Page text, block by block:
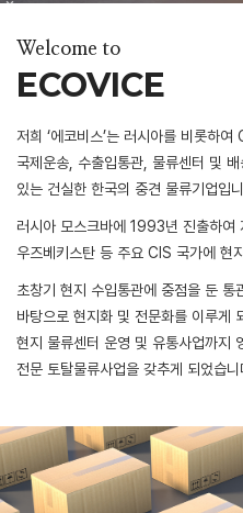
Welcome to
ECOVICE
저희 ‘에코비스’는 러시아를 비롯하
국제운송, 수출입통관, 물류센터 및
있는 건실한 한국의 중견 물류기업입
러시아 모스크바에 1993년 진출하여
우즈베키스탄 등 주요 CIS 국가에 현
초창기 현지 수입통관에 중점을 둔 통
바탕으로 현지화 및 전문화를 이루게
현지 물류센터 운영 및 유통사업까지
전문 토탈물류사업을 갖추게 되었습니